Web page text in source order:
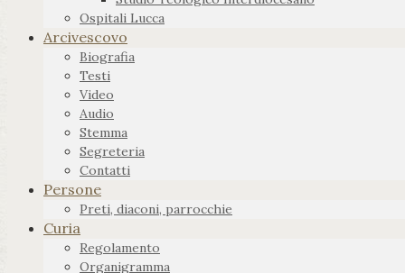
Ospitali Lucca
Arcivescovo
Biografia
Testi
Video
Audio
Stemma
Segreteria
Contatti
Persone
Preti, diaconi, parrocchie
Curia
Regolamento
Organigramma